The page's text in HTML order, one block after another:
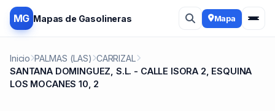
MG Mapas de Gasolineras Mapa
Inicio PALMAS (LAS) CARRIZAL
SANTANA DOMINGUEZ, S.L. - CALLE ISORA 2, ESQUINA
LOS MOCANES 10, 2